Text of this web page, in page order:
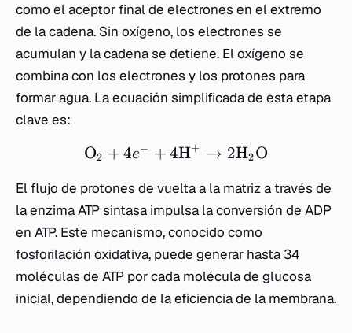
como el aceptor final de electrones en el extremo
de la cadena. Sin oxígeno, los electrones se
acumulan y la cadena se detiene. El oxígeno se
combina con los electrones y los protones para
formar agua. La ecuación simplificada de esta etapa
clave es:
O2 + 4e− + 4H+ → 2H2O
El flujo de protones de vuelta a la matriz a través de
la enzima ATP sintasa impulsa la conversión de ADP
en ATP. Este mecanismo, conocido como
fosforilación oxidativa, puede generar hasta 34
moléculas de ATP por cada molécula de glucosa
inicial, dependiendo de la eficiencia de la membrana.